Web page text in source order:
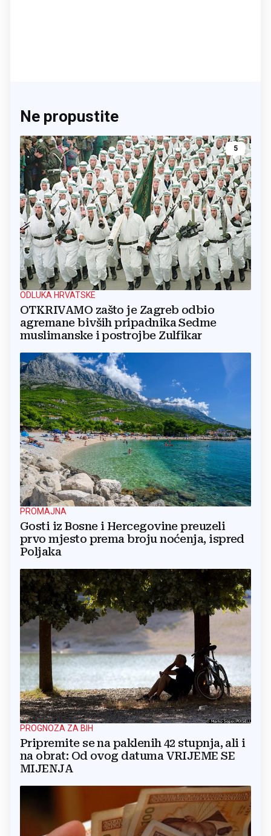
Ne propustite
5
ODLUKA HRVATSKE
OTKRIVAMO zašto je Zagreb odbio
agremane bivših pripadnika Sedme
muslimanske i postrojbe Zulfikar
PROMAJNA
Gosti iz Bosne i Hercegovine preuzeli
prvo mjesto prema broju noćenja, ispred
Poljaka
PROGNOZA ZA BIH
Pripremite se na paklenih 42 stupnja, ali i
na obrat: Od ovog datuma VRIJEME SE
MIJENJA